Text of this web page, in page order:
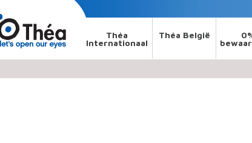
Théa
Internationaal
Théa België